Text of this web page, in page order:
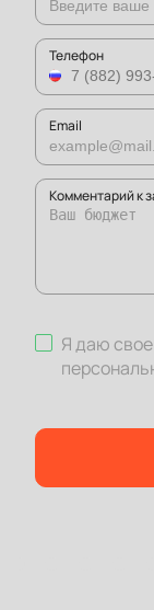
Телефон
Email
Комментарий к
Я даю